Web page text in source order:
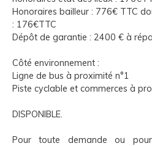
Honoraires bailleur : 776€ TTC
: 176€TTC
Dépôt de garantie : 2400 € à
Côté environnement :
Ligne de bus à proximité n°1
Piste cyclable et commerces à
DISPONIBLE.
Pour toute demande ou